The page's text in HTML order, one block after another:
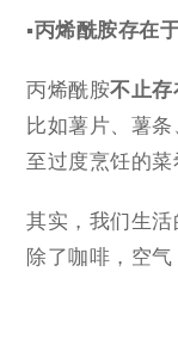
▪丙烯酰胺存在
丙烯酰胺不止存
比如薯片、薯条
至过度烹饪的菜
其实，我们生活
除了咖啡，空气